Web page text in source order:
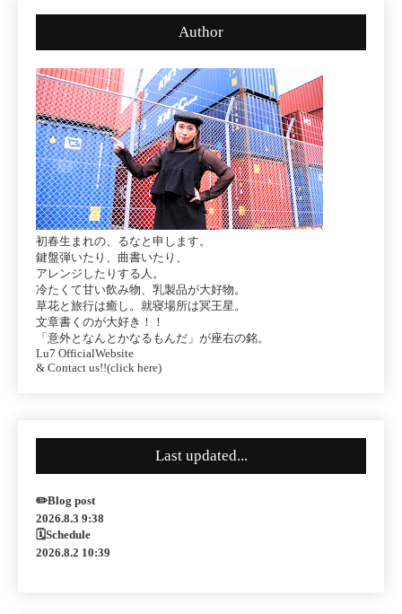
Author
初春生まれの、るなと申します。
鍵盤弾いたり、曲書いたり、
アレンジしたりする人。
冷たくて甘い飲み物、乳製品が大好物。
草花と旅行は癒し。就寝場所は冥王星。
文章書くのが大好き！！
「意外となんとかなるもんだ」が座右の銘。
Lu7 OfficialWebsite
& Contact us!!(click here)
Last updated...
✏️Blog post
2026.8.3 9:38
🗓Schedule
2026.8.2 10:39